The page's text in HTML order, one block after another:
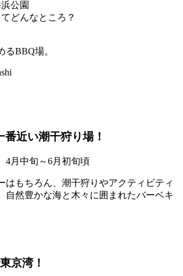
公園
どんなところ？
るBBQ場。
番近い潮干狩り場！
4月中旬～6月初旬頃
はもちろん、潮干狩りやアクティビティ
自然豊かな海と木々に囲まれたバーベキ
京湾！